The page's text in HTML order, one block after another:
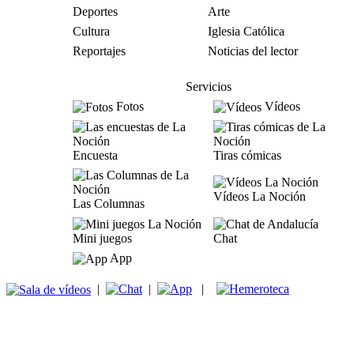
Deportes
Arte
Cultura
Iglesia Católica
Reportajes
Noticias del lector
Servicios
Fotos
Vídeos
Encuesta Tiras cómicas
Las Columnas
Vídeos La Noción
Mini juegos
Chat
App
| | |